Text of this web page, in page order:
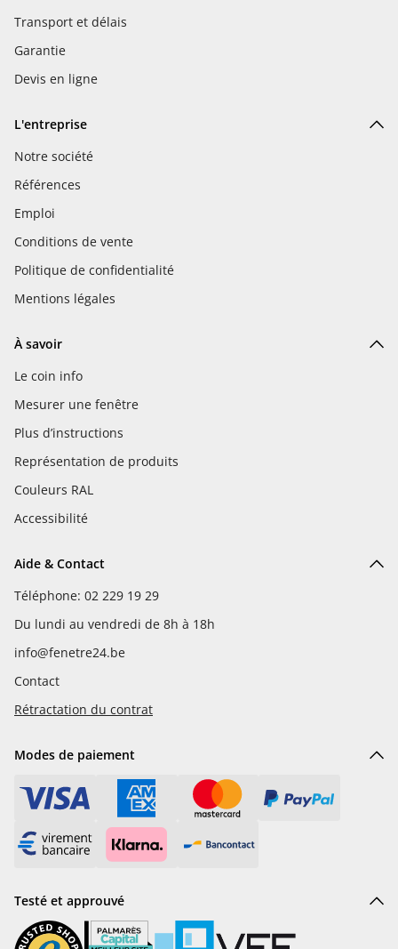
Transport et délais
Garantie
Devis en ligne
L'entreprise
Notre société
Références
Emploi
Conditions de vente
Politique de confidentialité
Mentions légales
À savoir
Le coin info
Mesurer une fenêtre
Plus d’instructions
Représentation de produits
Couleurs RAL
Accessibilité
Aide & Contact
Téléphone: 02 229 19 29
Du lundi au vendredi de 8h à 18h
info@fenetre24.be
Contact
Rétractation du contrat
Modes de paiement
Testé et approuvé